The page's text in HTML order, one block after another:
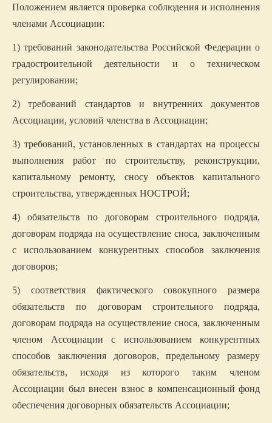
Положением является проверка соблюдения и исполнения
членами Ассоциации:
1) требований законодательства Российской Федерации о
градостроительной деятельности и о техническом
регулировании;
2) требований стандартов и внутренних документов
Ассоциации, условий членства в Ассоциации;
3) требований, установленных в стандартах на процессы
выполнения работ по строительству, реконструкции,
капитальному ремонту, сносу объектов капитального
строительства, утвержденных НОСТРОЙ;
4) обязательств по договорам строительного подряда,
договорам подряда на осуществление сноса, заключенным
с использованием конкурентных способов заключения
договоров;
5) соответствия фактического совокупного размера
обязательств по договорам строительного подряда,
договорам подряда на осуществление сноса, заключенным
членом Ассоциации с использованием конкурентных
способов заключения договоров, предельному размеру
обязательств, исходя из которого таким членом
Ассоциации был внесен взнос в компенсационный фонд
обеспечения договорных обязательств Ассоциации;